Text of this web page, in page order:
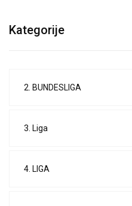
Kategorije
2. BUNDESLIGA
3. Liga
4. LIGA